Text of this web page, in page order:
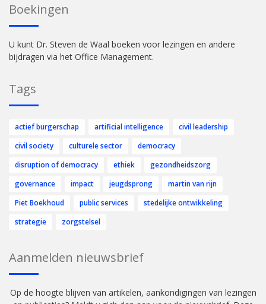
Boekingen
U kunt Dr. Steven de Waal boeken voor lezingen en andere
bijdragen via het Office Management.
Tags
actief burgerschap artificial intelligence
civil leadership
civil society
culturele sector
democracy
disruption of democracy
ethiek
gezondheidszorg
governance
impact jeugdsprong
martin van rijn
Piet Boekhoud
public services
stedelijke ontwikkeling
strategie
zorgstelsel
Aanmelden nieuwsbrief
Op de hoogte blijven van artikelen, aankondigingen van lezingen